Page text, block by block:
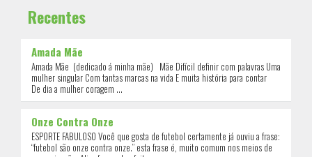
Recentes
Amada Mãe
Amada Mãe (dedicado á minha mãe) Mãe Difícil definir com palavras Uma
mulher singular Com tantas marcas na vida E muita história para contar
De dia a mulher coragem ...
Onze Contra Onze
ESPORTE FABULOSO Você que gosta de futebol certamente já ouviu a frase:
“futebol são onze contra onze.” esta frase é, muito comum nos meios de